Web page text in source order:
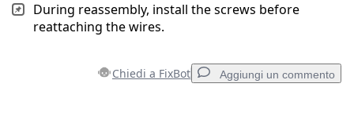
During reassembly, install the screws before
reattaching the wires.
Chiedi a FixBot Aggiungi un commento